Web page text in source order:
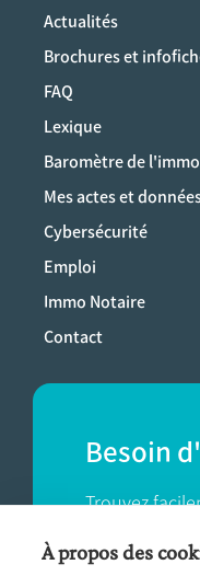
Actualités
Brochures et
FAQ
Lexique
Baromètre de
Mes actes et
Cybersécurité
Emploi
Immo Notaire
Contact
Besoin
Trouvez
près de chez
À propos des